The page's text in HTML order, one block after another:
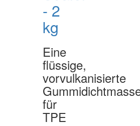
- 2
kg
Eine
flüssige,
vorvulkanisierte
für
TPE